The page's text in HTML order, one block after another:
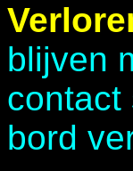
blijven
contact
bord